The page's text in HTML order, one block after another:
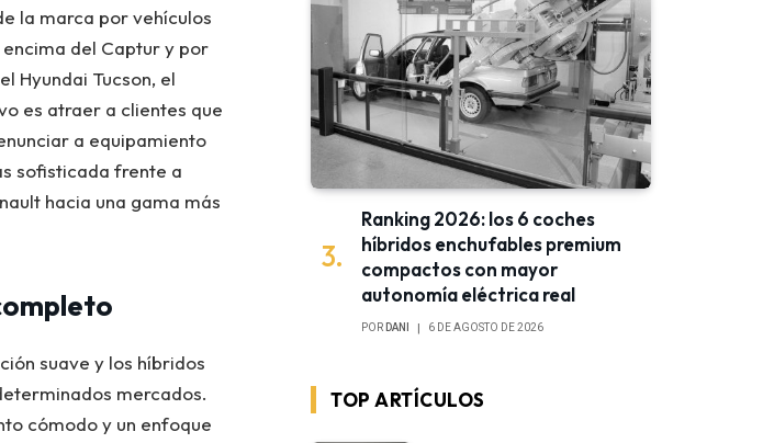
la marca por vehículos
del Captur y por
Hyundai Tucson, el
es atraer a clientes que
a equipamiento
sofisticada frente a
hacia una gama más
suave y los híbridos
mercados.
cómodo y un enfoque
Ranking 2026: los 6 coches
híbridos enchufables premium
compactos con mayor
autonomía eléctrica real
POR DANI 6 DE AGOSTO DE 2026
TOP ARTÍCULOS